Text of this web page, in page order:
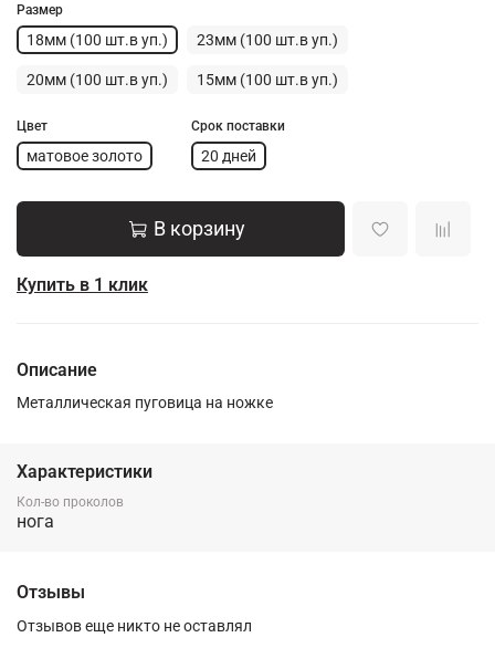
Размер
18мм (100 шт.в уп.) 23мм (100 шт.в уп.)
20мм (100 шт.в уп.) 15мм (100 шт.в уп.)
Цвет
матовое золото
Срок поставки
20 дней
В корзину
Купить в 1 клик
Описание
Металлическая пуговица на ножке
Характеристики
Кол-во проколов
нога
Отзывы
Отзывов еще никто не оставлял